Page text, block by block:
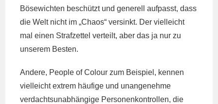
Bösewichten beschützt und generell aufpasst, dass
die Welt nicht im „Chaos“ versinkt. Der vielleicht
mal einen Strafzettel verteilt, aber das ja nur zu
unserem Besten.
Andere, People of Colour zum Beispiel, kennen
vielleicht extrem häufige und unangenehme
verdachtsunabhängige Personenkontrollen, die